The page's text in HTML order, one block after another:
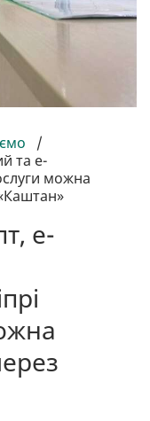
/
та е-
можна
е-